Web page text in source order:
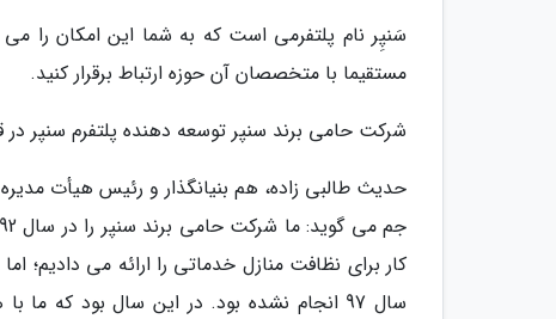
سَنپِر نام پلتفرمی است که به شما این امکان را
مستقیما با متخصصان آن حوزه ارتباط برقرار کنید.
شرکت حامی برند سنپر توسعه دهنده پلتفرم سنپر در
حدیث طالبی زاده، هم بنیانگذار و رئیس هیأت
کار برای نظافت منازل خدماتی را ارائه می دادیم؛
سال 97 انجام نشده بود. در این سال بود که